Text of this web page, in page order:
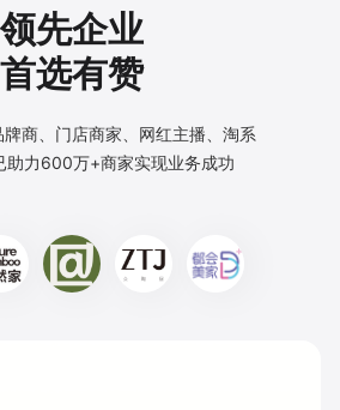
领先企业
首选有赞
牌商、门店商家、网红主播、淘系
助力600万+商家实现业务成功